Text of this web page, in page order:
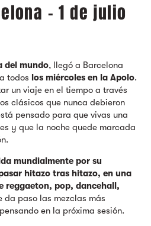
- 1 de julio
del mundo, llegó a Barcelona
todos los miércoles en la Apolo.
un viaje en el tiempo a través
clásicos que nunca debieron
pensado para que vivas una
y que la noche quede marcada
mundialmente por su
hitazo tras hitazo, en una
reggaeton, pop, dancehall,
da paso las mezclas más
en la próxima sesión.